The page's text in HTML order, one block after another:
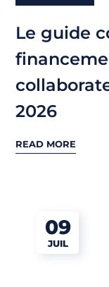
Le guide
2026
READ MORE
09
JUIL